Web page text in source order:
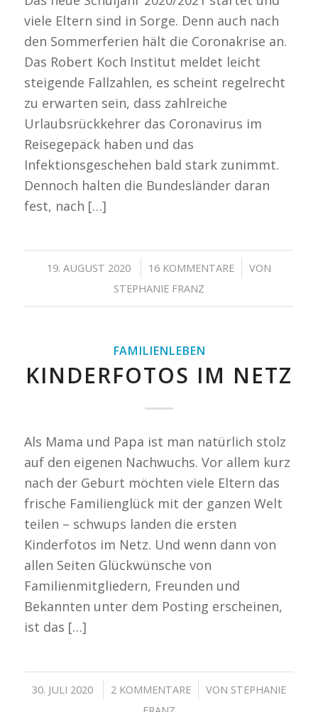
viele Eltern sind in Sorge. Denn auch nach
den Sommerferien hält die Coronakrise an.
Das Robert Koch Institut meldet leicht
steigende Fallzahlen, es scheint regelrecht
zu erwarten sein, dass zahlreiche
Urlaubsrückkehrer das Coronavirus im
Reisegepäck haben und das
Infektionsgeschehen bald stark zunimmt.
Dennoch halten die Bundesländer daran
fest, nach […]
19. AUGUST 2020
/ 16 KOMMENTARE
/
VON
STEPHANIE FRANZ
FAMILIENLEBEN
KINDERFOTOS IM NETZ
Als Mama und Papa ist man natürlich stolz
auf den eigenen Nachwuchs. Vor allem kurz
nach der Geburt möchten viele Eltern das
frische Familienglück mit der ganzen Welt
teilen – schwups landen die ersten
Kinderfotos im Netz. Und wenn dann von
allen Seiten Glückwünsche von
Familienmitgliedern, Freunden und
Bekannten unter dem Posting erscheinen,
ist das […]
30. JULI 2020
/ 2 KOMMENTARE
/ VON STEPHANIE